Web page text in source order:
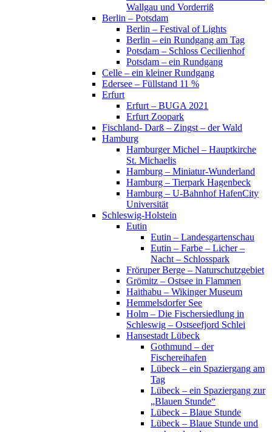
Wallgau und Vorderriß
Berlin – Potsdam
Berlin – Festival of Lights
Berlin – ein Rundgang am Tag
Potsdam – Schloss Cecilienhof
Potsdam – ein Rundgang
Celle – ein kleiner Rundgang
Edersee – Füllstand 11 %
Erfurt
Erfurt – BUGA 2021
Erfurt Zoopark
Fischland- Darß – Zingst – der Wald
Hamburg
Hamburger Michel – Hauptkirche
St. Michaelis
Hamburg – Miniatur-Wunderland
Hamburg – Tierpark Hagenbeck
Hamburg – U-Bahnhof HafenCity
Universität
Schleswig-Holstein
Eutin
Eutin – Landesgartenschau
Eutin – Farbe – Licher –
Nacht – Schlosspark
Fröruper Berge – Naturschutzgebiet
Grömitz – Ostsee in Flammen
Haithabu – Wikinger Museum
Hemmelsdorfer See
Holm – Die Fischersiedlung in
Schleswig – Ostseefjord Schlei
Hansestadt Lübeck
Gothmund – der
Fischereihafen
Lübeck – ein Spaziergang am
Tag
Lübeck – ein Spaziergang zur
„Blauen Stunde“
Lübeck – Blaue Stunde
Lübeck – Blaue Stunde und